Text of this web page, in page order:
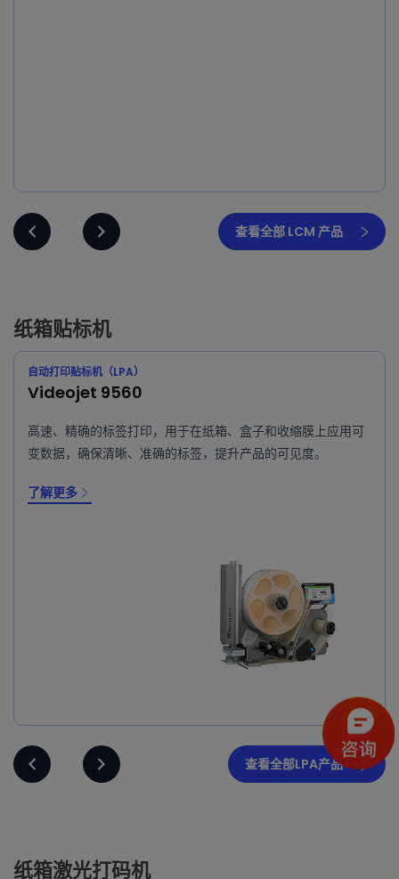
查看全部 LCM 产品
纸箱贴标机
自动打印贴标机（LPA）
Videojet 9560
高速、精确的标签打印，用于在纸箱、盒子和收缩膜上应用可
变数据，确保清晰、准确的标签，提升产品的可见度。
了解更多
查看全部LPA产品
纸箱激光打码机